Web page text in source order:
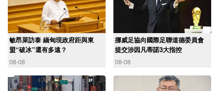
敏昂萊訪泰 緬甸現政府距與東
盟“破冰”還有多遠？
08-08
挪威足協向國際足聯道德委員會
提交涉因凡蒂諾3大指控
08-08